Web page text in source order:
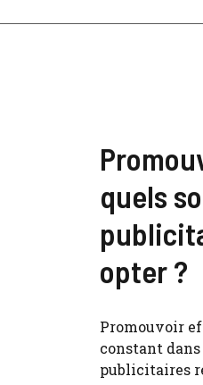
quels
opter ?
Promouvoir
constant
publicitaires